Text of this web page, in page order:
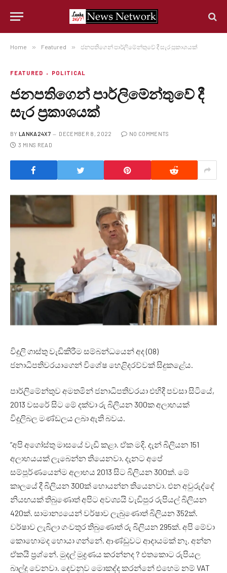
Home » Featured » ජනපතිගෙන් පාර්ලිමේන්තුවේ දී සැර ප්‍රකාශයක්
FEATURED POLITICAL
ජනපතිගෙන් පාර්ලිමේන්තුවේ දී
සැර ප්‍රකාශයක්
BY LANKA24X7 DECEMBER 8, 2022
NO COMMENTS
3 MINS READ
විදුලි ගාස්තු වැඩිකිරීම සම්බන්ධයෙන් අද (08)
ජනාධිපතිවරයාගෙන් විශේෂ හෙළිදරව්වක් සිදුකළේය.
පාර්ලිමේන්තුව අමතමින් ජනාධිපතිවරයා එහිදී පවසා සිටියේ,
2013 වසරේ සිට මේ දක්වා රු බිලියන 300ක අලාභයක්
විදුලිබල මණ්ඩලය ලබා ඇති බවය.
“අපි අගෝස්තු මාසයේ වැඩි කළා. ඒක මදි. දැන් බිලියන 151
අලාභයයක් ලැබෙන්න තියෙනවා. දැනට අපේ
සම්පූර්ණයෙන්ම අලාභය 2013 සිට බිලියන 300ක්. මේ
කාලයේ දී බිලියන 300ක් හොයන්න තියෙනවා. එන අවුරුද්දේ
නියඟයක් තිබුණොත් අපිට අවශ්‍යයි වැඩිපුර රුපියල් බිලියන
420ක්. සාමාන්‍යයෙන් වර්ෂාව ලැබුණොත් බිලියන 352ක්.
වර්ෂාව ලැබිලා ගංවතුර තිබුණොත් රු බිලියන 295ක්. අපි මේවා
කොහොමද හොයා ගන්නේ. ආණ්ඩුවට ආදායමක් නෑ. අන්න
ඒකයි ප්‍රශ්නේ. මුදල් මුද්‍රණය කරන්නද ? එතකොට රුපියල
බාල්දු වෙනවා. දෙවනුව මොකද්ද කරන්නේ එහෙම නම් VAT